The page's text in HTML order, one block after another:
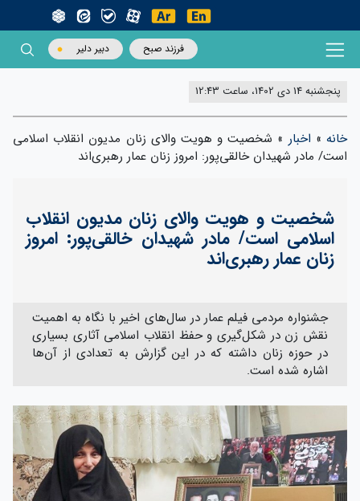
فرزند صبح دبیر دلیر
پنجشنبه 14 دی 1402، ساعت 12:43
خانه» اخبار » شخصیت و هویت والای زنان مدیون انقلاب اسلامی
است/ مادر شهیدان خالقی‌پور: امروز زنان عمار رهبری‌اند
شخصیت و هویت والای زنان مدیون انقلاب
اسلامی است/ مادر شهیدان خالقی‌پور: امروز
زنان عمار رهبری‌اند
جشنواره مردمی فیلم عمار در سال‌های اخیر با نگاه به اهمیت
نقش زن در شکل‌گیری و حفظ انقلاب اسلامی آثاری بسیاری
در حوزه زنان داشته که در این گزارش به تعدادی از آن‌ها
اشاره شده است.